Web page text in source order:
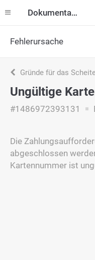
Dokumentation
Fehlerursache
Gründe für das
Ungültige
#1486972393131
Die
abgeschlossen
Kartennummer ist